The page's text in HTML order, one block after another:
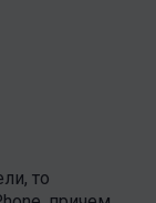
то